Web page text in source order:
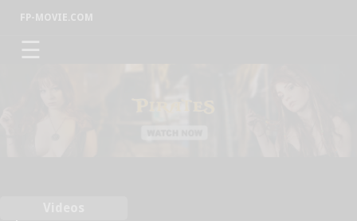
FP-MOVIE.COM
☰